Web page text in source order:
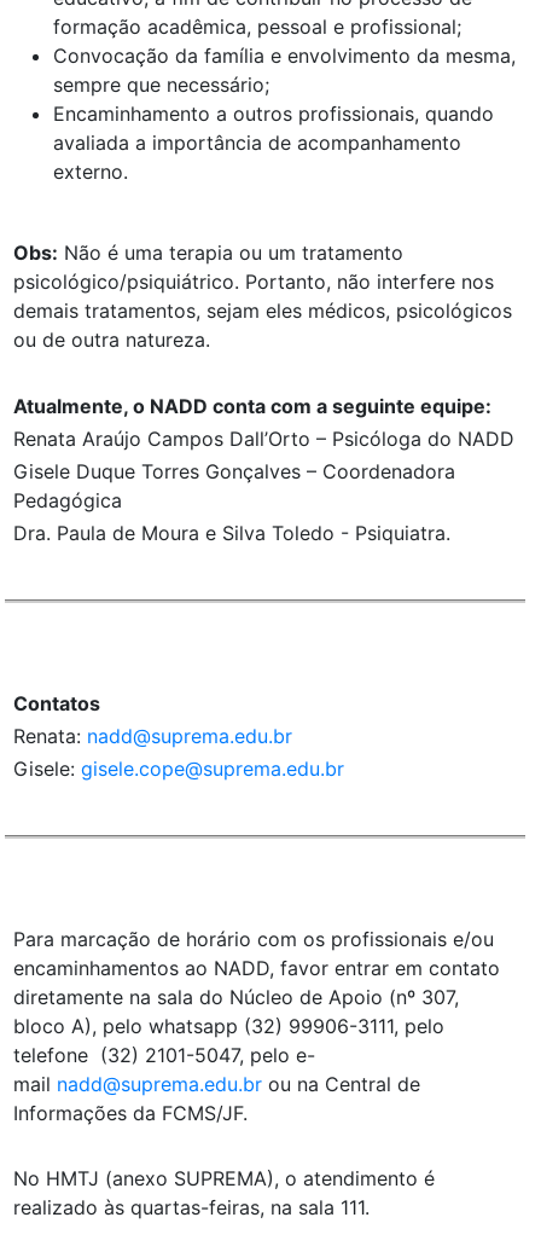
formação acadêmica, pessoal e profissional;
Convocação da família e envolvimento da mesma,
sempre que necessário;
Encaminhamento a outros profissionais, quando
avaliada a importância de acompanhamento
externo.
Obs: Não é uma terapia ou um tratamento
psicológico/psiquiátrico. Portanto, não interfere nos
demais tratamentos, sejam eles médicos, psicológicos
ou de outra natureza.
Atualmente, o NADD conta com a seguinte equipe:
Renata Araújo Campos Dall’Orto – Psicóloga do NADD
Gisele Duque Torres Gonçalves – Coordenadora
Pedagógica
Dra. Paula de Moura e Silva Toledo - Psiquiatra.
Contatos
Renata: nadd@suprema.edu.br
Gisele:gisele.cope@suprema.edu.br
Para marcação de horário com os profissionais e/ou
encaminhamentos ao NADD, favor entrar em contato
diretamente na sala do Núcleo de Apoio (nº 307,
bloco A), pelo whatsapp (32) 99906-3111, pelo
telefone (32) 2101-5047, pelo e-
mail nadd@suprema.edu.br ou na Central de
Informações da FCMS/JF.
No HMTJ (anexo SUPREMA), o atendimento é
realizado às quartas-feiras, na sala 111.